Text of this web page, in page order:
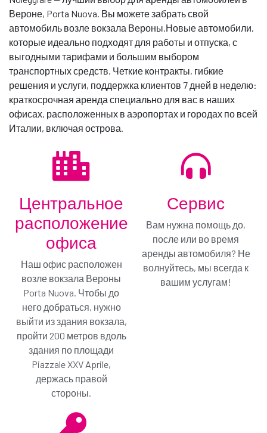
Переходите на Gold!
Только € / в день
Вы выбрали минимальный план покрытия:
полностью устраните свою ответственность за
также распространяется на шины и стекла.
Аренда без забот!
Меня не интересует, продолжай
Добавить план GOLD и продолжить
контактируй
Вероне, Porta Nuova. Вы можете забрать свой
автомобиль возле вокзала Вероны.Новые автомобили,
которые идеально подходят для работы и отпуска, с
выгодными тарифами и большим выбором
транспортных средств. Четкие контракты, гибкие
решения и услуги, поддержка клиентов 7 дней в неделю:
краткосрочная аренда специально для вас в наших
офисах, расположенных в аэропортах и городах по всей
Италии, включая острова.
Центральное
расположение
офиса
Наш офис расположен
возле вокзала Вероны
Porta Nuova. Чтобы до
него добраться, нужно
выйти из здания вокзала,
пройти 200 метров вдоль
здания по площади
Piazzale XXV Aprile,
держась правой
стороны.
Сервис
Вам нужна помощь до,
после или во время
аренды автомобиля? Не
волнуйтесь, мы всегда к
вашим услугам!